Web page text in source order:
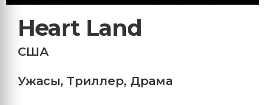
Heart Land
США
Ужасы, Триллер, Драма